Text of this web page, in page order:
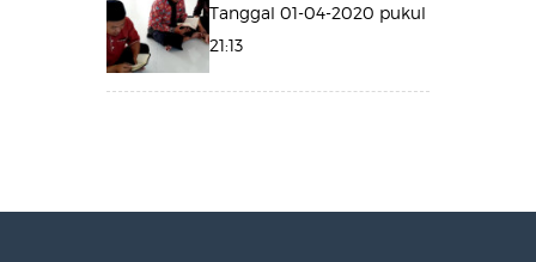
Tanggal 01-04-2020 pukul
21:13